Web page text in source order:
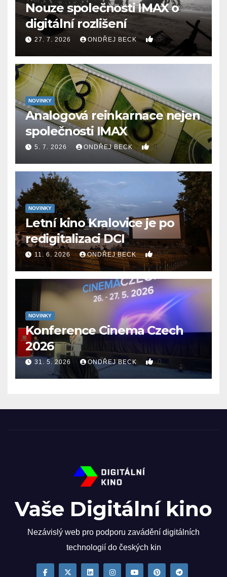
Nouze společnosti IMAX o
digitální rozlišení
27. 7. 2026 ONDŘEJ BECK 0
NOVINKY
Analogová reinkarnace nejen
společnosti IMAX
5. 7. 2026 ONDŘEJ BECK 0
NOVINKY
Letní kino Kralovice je po
redigitalizaci DCI
11. 6. 2026 ONDŘEJ BECK 0
NOVINKY
Konference Cinema Czech
2026
31. 5. 2026 ONDŘEJ BECK 0
Vaše Digitální kino
Nezávislý web pro podporu zavádění digitálních
technologií do českých kin